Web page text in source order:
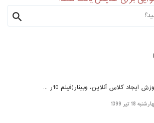
ایجاد کلاس آنلاین، وبینار(فیلم 10ر ...
18 تیر 1399